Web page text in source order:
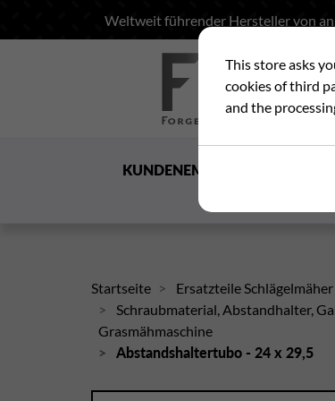
Weltweit führender Hersteller von
KUNDENEMPFANG
Startseite
Ersatzteile
Schraubmaterial, Abstandhalter,
Grasmähmaschine
Abstandshaltertubo - 24 x 29,5
This store asks
cookies of third
and the